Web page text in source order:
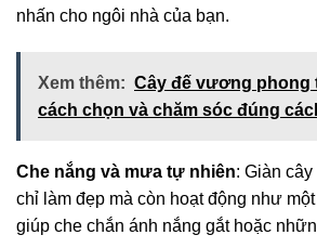
nhấn cho ngôi nhà của bạn.
Xem thêm: Cây đế vương phong
cách chọn và chăm sóc đúng
Che nắng và mưa tự nhiên: Giàn
chỉ làm đẹp mà còn hoạt động như
giúp che chắn ánh nắng gắt hoặc